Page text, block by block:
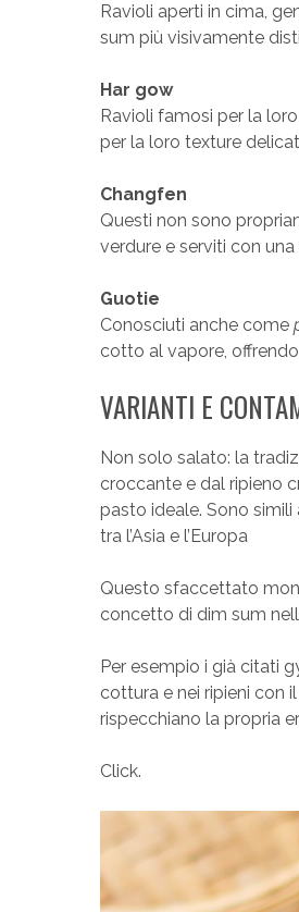
Ravioli aperti in cima,
sum più visivamente
Har gow
Ravioli famosi per la
per la loro texture
Changfen
Questi non sono
verdure e serviti con
Guotie
Conosciuti anche come
cotto al vapore,
VARIANTI E
Non solo salato: la
croccante e dal ripieno
pasto ideale. Sono simili
tra l’Asia e l’Europa
Questo sfaccettato
concetto di dim sum
Per esempio i già citati
cottura e nei ripieni con
rispecchiano la propria
Click.